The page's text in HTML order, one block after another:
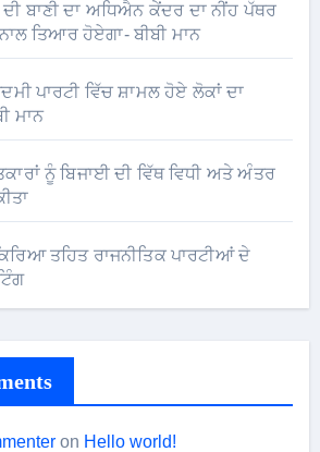
ਦੀ ਬਾਣੀ ਦਾ ਅਧਿਐਨ ਕੇਂਦਰ ਦਾ ਨੀਂਹ ਪੱਥਰ
ਤਿਆਰ ਹੋਏਗਾ- ਬੀਬੀ ਮਾਨ
ਪਾਰਟੀ ਵਿੱਚ ਸ਼ਾਮਲ ਹੋਏ ਲੋਕਾਂ ਦਾ
ਮਾਨ
ਨੂੰ ਬਿਜਾਈ ਦੀ ਵਿੱਥ ਵਿਧੀ ਅਤੇ ਅੰਤਰ
ਤਹਿਤ ਰਾਜਨੀਤਿਕ ਪਾਰਟੀਆਂ ਦੇ
on Hello world!